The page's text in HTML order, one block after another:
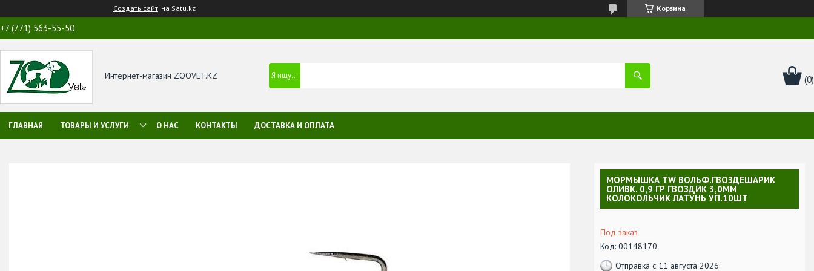
Создать сайт на Satu.kz Корзина
+7 (771) 563-55-50
Интернет-магазин ZOOVET.KZ
ГЛАВНАЯ ТОВАРЫ И УСЛУГИ О НАС КОНТАКТЫ ДОСТАВКА И ОПЛАТА
МОРМЫШКА TW ВОЛЬФ.ГВОЗДЕШАРИК
ОЛИВК. 0,9 ГР ГВОЗДИК 3,0ММ
КОЛОКОЛЬЧИК ЛАТУНЬ УП.10ШТ
Под заказ
Код: 00148170
Отправка с 11 августа 2026